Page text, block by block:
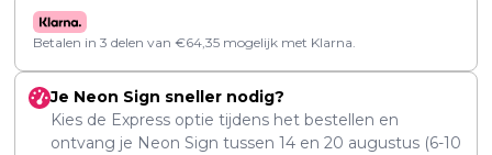
Betalen in 3 delen van €64,35 mogelijk met Klarna.
Je Neon Sign sneller nodig?
Kies de Express optie tijdens het bestellen en
ontvang je Neon Sign tussen 14 en 20 augustus (6-10